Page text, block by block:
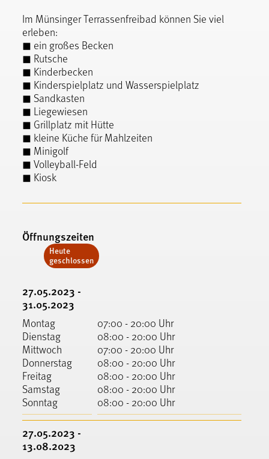
Im Münsinger Terrassenfreibad können Sie viel
erleben:
◼ ein großes Becken
◼ Rutsche
◼ Kinderbecken
◼ Kinderspielplatz und Wasserspielplatz
◼ Sandkasten
◼ Liegewiesen
◼ Grillplatz mit Hütte
◼ kleine Küche für Mahlzeiten
◼ Minigolf
◼ Volleyball-Feld
◼ Kiosk
Öffnungszeiten
Heute
geschlossen
27.05.2023 -
31.05.2023
Montag
Dienstag
Mittwoch
Donnerstag
Freitag
Samstag
Sonntag
07:00 - 20:00 Uhr
08:00 - 20:00 Uhr
07:00 - 20:00 Uhr
08:00 - 20:00 Uhr
08:00 - 20:00 Uhr
08:00 - 20:00 Uhr
08:00 - 20:00 Uhr
27.05.2023 -
13.08.2023